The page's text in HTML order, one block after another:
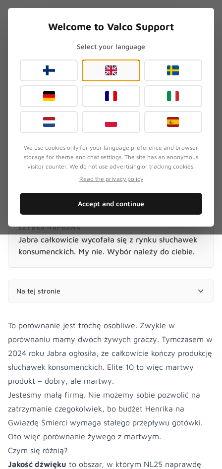
Valco NL25 vs Jabra Elite 10 –
porównanie, którego Jabra
już nie zrobi
Elite 10 i zastanawia się, na co wydać pieniądze.
SZYBKA NAPRAWA
Jabra całkowicie wycofała się z rynku słuchawek
konsumenckich. My nie. Wybór należy do ciebie.
Na tej stronie
To porównanie jest trochę osobliwe. Zwykle w
porównaniu mamy dwóch żywych graczy. Tymczasem w
2024 roku Jabra ogłosiła, że całkowicie kończy produkcję
słuchawek konsumenckich. Elite 10 to więc martwy
produkt – dobry, ale martwy.
Jesteśmy małą firmą. Nie możemy sobie pozwolić na
zatrzymanie czegokolwiek, bo budżet Henrika na
Gwiazdę Śmierci wymaga stałego przepływu gotówki.
Oto więc porównanie żywego z martwym.
Czym się różnią?
Jakość dźwięku to obszar, w którym NL25 naprawdę
Welcome to Valco Support
Select your language
We use cookies only for your language preference and browser
storage for theme and chat settings. The site has an anonymous
visitor counter. We do not use advertising or tracking cookies.
Read the privacy policy
Accept and continue